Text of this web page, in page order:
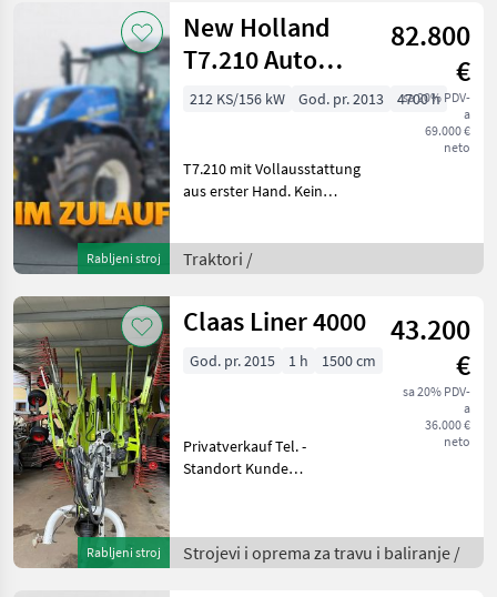
aufberei
Rabljeni stroj
New Holland
T7.210 Auto
Command
82.800
€
sa 20% PDV-
a
69.000 €
neto
212 KS/156 kW God. pr. 2013 4700 h
T7.210 mit Vollausstattung
aus erster Hand. Kein
gelaufen. Durchgehend
gewartet, einsatzbereit,
Traktori /
Rabljeni stroj
Claas Liner 4000
43.200
€
sa 20% PDV-
a
36.000 €
neto
God. pr. 2015 1 h 1500 cm
Privatverkauf Tel. -
Standort Kunde
oprema za travu i baliranje
Sakupljači sijena (balerine)
Strojevi i oprema za travu i baliranje /